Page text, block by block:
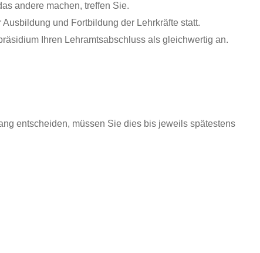
andere machen, treffen Sie.
und Fortbildung der Lehrkräfte statt.
Ihren Lehramtsabschluss als gleichwertig an.
entscheiden, müssen Sie dies bis jeweils spätestens